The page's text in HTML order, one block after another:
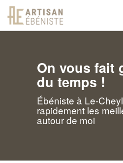
On vous fait
du temps !
Ébéniste à Le-
rapidement les
autour de moi